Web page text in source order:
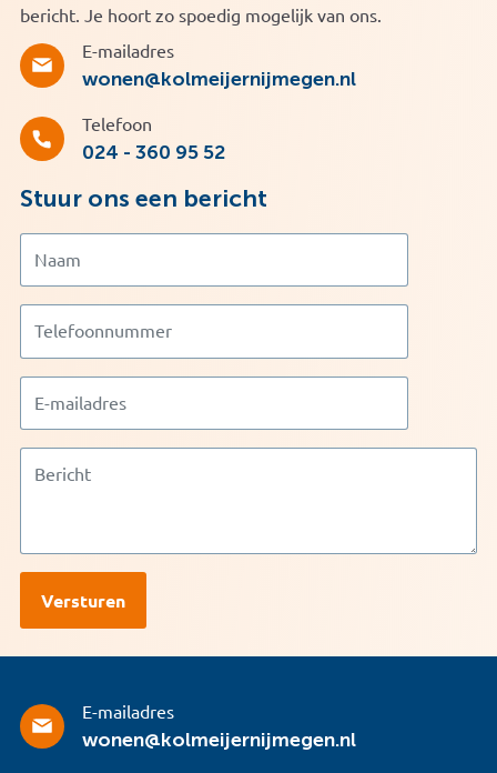
bericht. Je hoort zo spoedig mogelijk van ons.
E-mailadres
wonen@kolmeijernijmegen.nl
Telefoon
024 - 360 95 52
Stuur ons een bericht
E-mailadres
wonen@kolmeijernijmegen.nl